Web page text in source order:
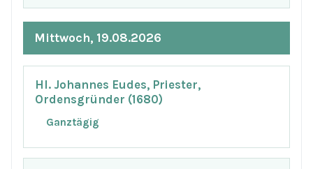
Mittwoch, 19.08.2026
Hl. Johannes Eudes, Priester,
Ordensgründer (1680)
Ganztägig